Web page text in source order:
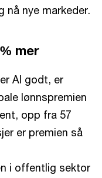
nå nye markeder.
mer
AI godt, er
lønnspremien
opp fra 57
er premien så
i offentlig sektor